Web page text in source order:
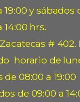
19:00 y sábados
14:00 hrs.
# 402.
horario de
de 08:00 a 19:00
de 09:00 a